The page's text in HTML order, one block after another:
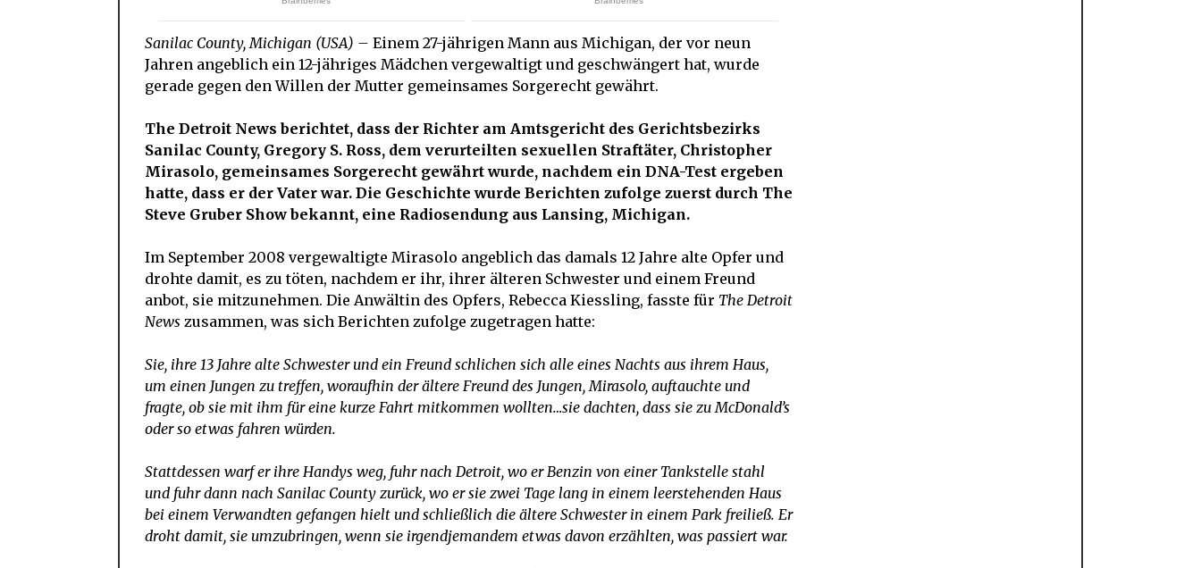
Sanilac County, Michigan (USA) – Einem 27-jährigen Mann aus Michigan, der vor neun
Jahren angeblich ein 12-jähriges Mädchen vergewaltigt und geschwängert hat, wurde
gerade gegen den Willen der Mutter gemeinsames Sorgerecht gewährt.
The Detroit News berichtet, dass der Richter am Amtsgericht des Gerichtsbezirks
Sanilac County, Gregory S. Ross, dem verurteilten sexuellen Straftäter, Christopher
Mirasolo, gemeinsames Sorgerecht gewährt wurde, nachdem ein DNA-Test ergeben
hatte, dass er der Vater war. Die Geschichte wurde Berichten zufolge zuerst durch The
Steve Gruber Show bekannt, eine Radiosendung aus Lansing, Michigan.
Im September 2008 vergewaltigte Mirasolo angeblich das damals 12 Jahre alte Opfer und
drohte damit, es zu töten, nachdem er ihr, ihrer älteren Schwester und einem Freund
anbot, sie mitzunehmen. Die Anwältin des Opfers, Rebecca Kiessling, fasste für The Detroit
News zusammen, was sich Berichten zufolge zugetragen hatte:
Sie, ihre 13 Jahre alte Schwester und ein Freund schlichen sich alle eines Nachts aus ihrem Haus,
um einen Jungen zu treffen, woraufhin der ältere Freund des Jungen, Mirasolo, auftauchte und
fragte, ob sie mit ihm für eine kurze Fahrt mitkommen wollten…sie dachten, dass sie zu McDonald’s
oder so etwas fahren würden.
Stattdessen warf er ihre Handys weg, fuhr nach Detroit, wo er Benzin von einer Tankstelle stahl
und fuhr dann nach Sanilac County zurück, wo er sie zwei Tage lang in einem leerstehenden Haus
bei einem Verwandten gefangen hielt und schließlich die ältere Schwester in einem Park freiließ. Er
droht damit, sie umzubringen, wenn sie irgendjemandem etwas davon erzählten, was passiert war.